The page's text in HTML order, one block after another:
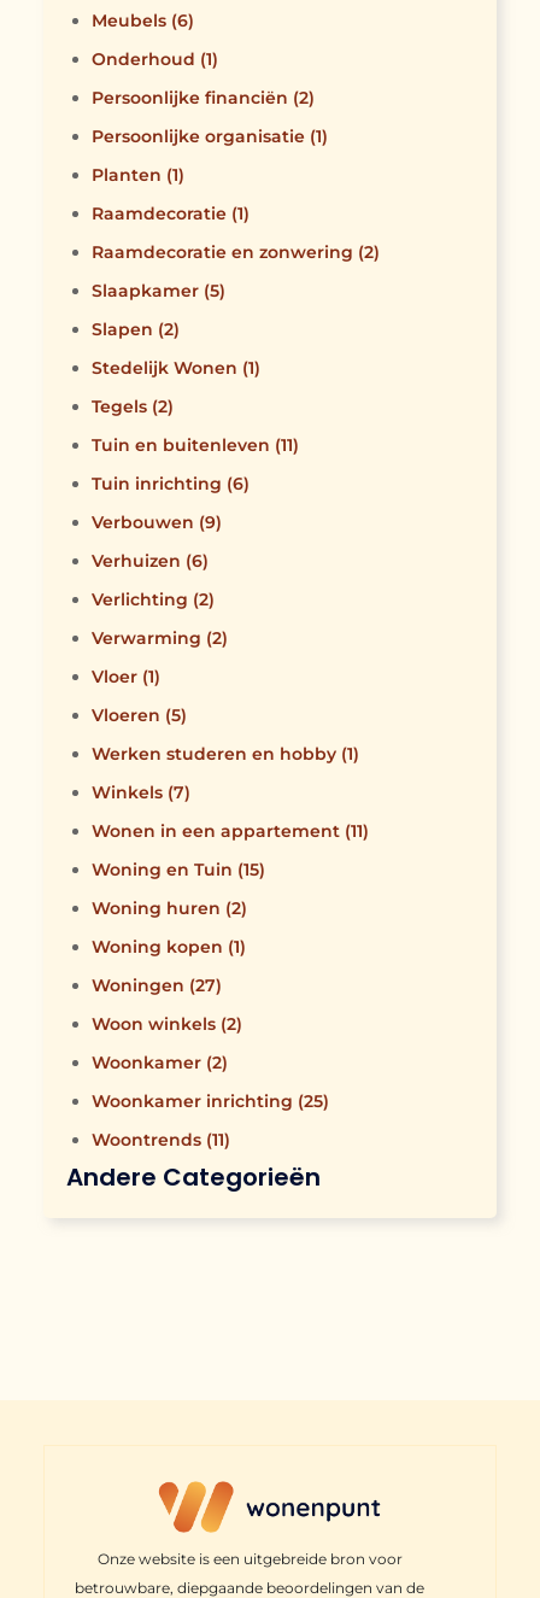
Meubels (6)
Onderhoud (1)
Persoonlijke financiën (2)
Persoonlijke organisatie (1)
Planten (1)
Raamdecoratie (1)
Raamdecoratie en zonwering (2)
Slaapkamer (5)
Slapen (2)
Stedelijk Wonen (1)
Tegels (2)
Tuin en buitenleven (11)
Tuin inrichting (6)
Verbouwen (9)
Verhuizen (6)
Verlichting (2)
Verwarming (2)
Vloer (1)
Vloeren (5)
Werken studeren en hobby (1)
Winkels (7)
Wonen in een appartement (11)
Woning en Tuin (15)
Woning huren (2)
Woning kopen (1)
Woningen (27)
Woon winkels (2)
Woonkamer (2)
Woonkamer inrichting (25)
Woontrends (11)
Andere Categorieën
Onze website is een uitgebreide bron voor
betrouwbare, diepgaande beoordelingen van de